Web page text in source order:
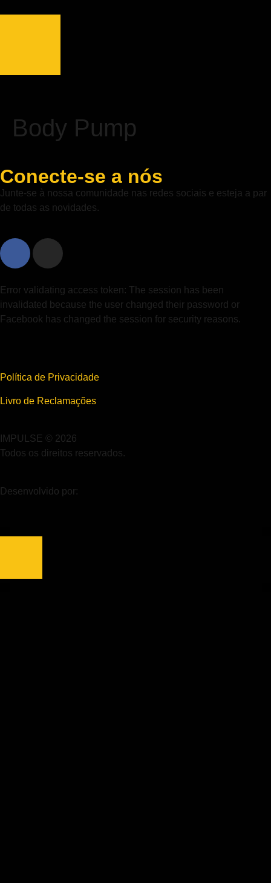
Body Pump
Conecte-se a nós
Junte-se à nossa comunidade nas redes sociais e esteja a par
de todas as novidades.
Error validating access token: The session has been
invalidated because the user changed their password or
Facebook has changed the session for security reasons.
Política de Privacidade
Livro de Reclamações
IMPULSE © 2026
Todos os direitos reservados.
Desenvolvido por: